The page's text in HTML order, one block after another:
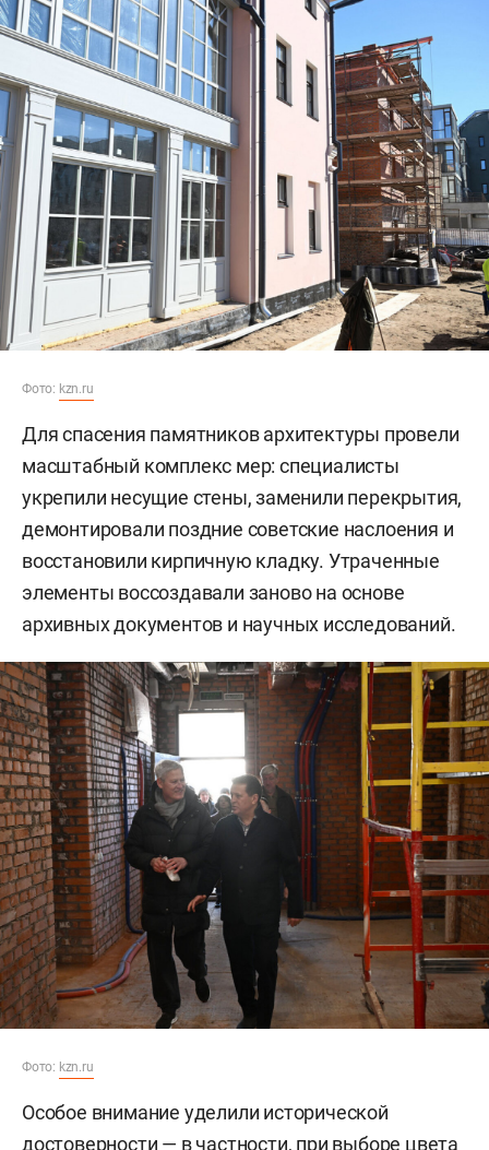
образцов жилой архитектуры первой половины
XIX века. Первоначальный объем здания
построен в 1843 году по проекту губернского
архитектора Казани Фомы Петонди. Позднее, в
1857-м, здание было реконструировано.
Дом формировался как комплекс из нескольких
объемов. Основной корпус, квадратный в плане,
располагался по красной линии улицы и имел
два этажа со стороны главного фасада. Со
стороны двора находился антресольный этаж. В
глубине участка располагался второй,
вытянутый корпус меньшего объема.
Фото: kzn.ru
Для спасения памятников архитектуры провели
масштабный комплекс мер: специалисты
укрепили несущие стены, заменили перекрытия,
демонтировали поздние советские наслоения и
восстановили кирпичную кладку. Утраченные
элементы воссоздавали заново на основе
архивных документов и научных исследований.
Фото: kzn.ru
Особое внимание уделили исторической
достоверности — в частности, при выборе цвета